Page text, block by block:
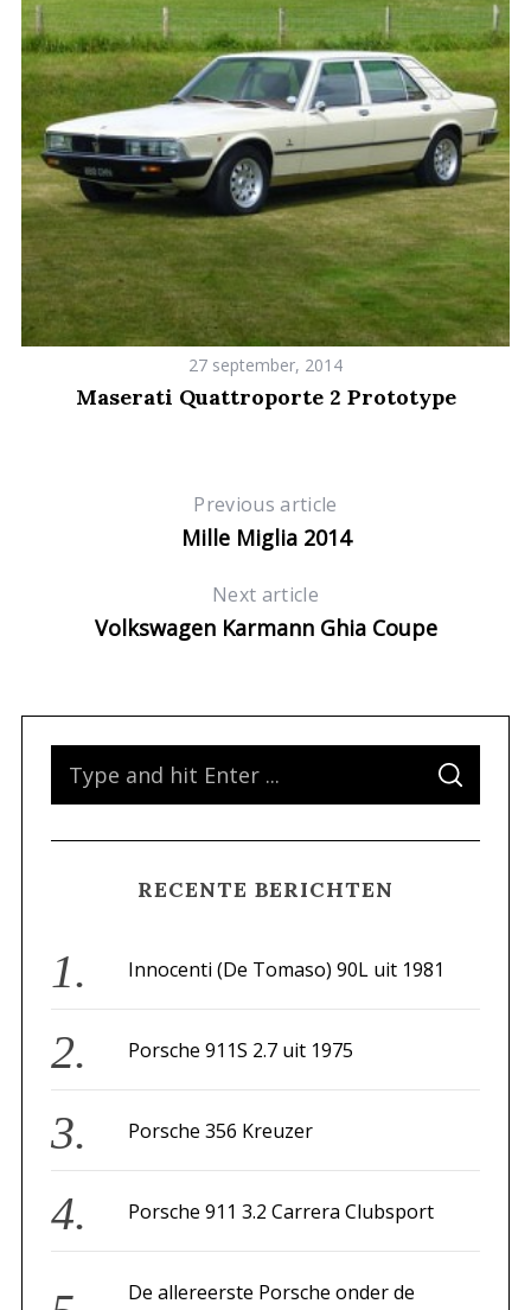
27 september, 2014
Maserati Quattroporte 2 Prototype
Previous article
Mille Miglia 2014
Next article
Volkswagen Karmann Ghia Coupe
f
o
:
S
A
C
RECENTE BERICHTEN
Innocenti (De Tomaso) 90L uit 1981
Porsche 911S 2.7 uit 1975
Porsche 356 Kreuzer
Porsche 911 3.2 Carrera Clubsport
De allereerste Porsche onder de
r
c
h
f
o
r
: